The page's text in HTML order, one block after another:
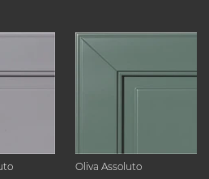
Oliva Assoluto